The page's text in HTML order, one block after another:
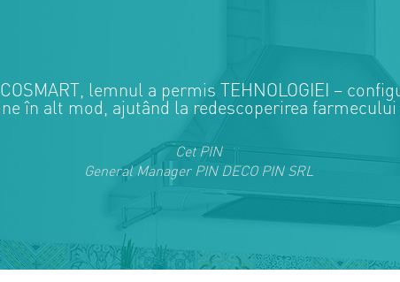
lemnul a permis TEHNOLOGIEI –
în alt mod, ajutând la redescoperirea
Cet PIN
General Manager PIN DECO PIN SRL